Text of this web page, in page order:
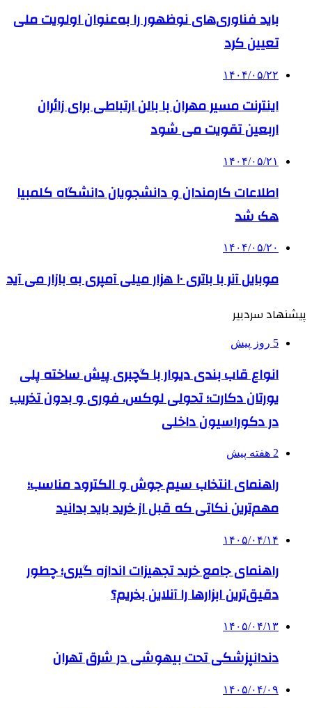
باید فناوری‌های نوظهور را به‌عنوان اولویت ملی
تعیین کرد
۱۴۰۴/۰۵/۲۲
اینترنت مسیر مهران با بالن ارتباطی برای زائران
اربعین تقویت می شود
۱۴۰۴/۰۵/۲۱
اطلاعات کارمندان و دانشجویان دانشگاه کلمبیا
هک شد
۱۴۰۴/۰۵/۲۰
موبایل آنر با باتری ۱۰ هزار میلی آمپری به بازار می آید
پیشنهاد سردبیر
5 روز پیش
انواع قاب بندی دیوار با گچبری پیش ساخته پلی
یورتان دکارت؛ تحولی لوکس، فوری و بدون تخریب
در دکوراسیون داخلی
2 هفته پیش
راهنمای انتخاب سیم جوش و الکترود مناسب؛
مهم‌ترین نکاتی که قبل از خرید باید بدانید
۱۴۰۵/۰۴/۱۴
راهنمای جامع خرید تجهیزات اندازه گیری؛ چطور
دقیق‌ترین ابزارها را آنلاین بخریم؟
۱۴۰۵/۰۴/۱۳
دندانپزشکی تحت بیهوشی در شرق تهران
۱۴۰۵/۰۴/۰۹